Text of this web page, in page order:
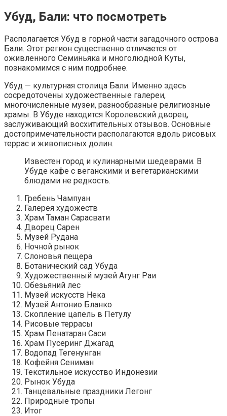
Убуд, Бали: что посмотреть
Располагается Убуд в горной части загадочного острова
Бали. Этот регион существенно отличается от
оживленного Семиньяка и многолюдной Куты,
познакомимся с ним подробнее.
Убуд — культурная столица Бали. Именно здесь
сосредоточены художественные галереи,
многочисленные музеи, разнообразные религиозные
храмы. В Убуде находится Королевский дворец,
заслуживающий восхитительных отзывов. Основные
достопримечательности располагаются вдоль рисовых
террас и живописных долин.
Известен город и кулинарными шедеврами. В
Убуде кафе с веганскими и вегетарианскими
блюдами не редкость.
Гребень Чампуан
Галерея художеств
Храм Таман Сарасвати
Дворец Сарен
Музей Рудана
Ночной рынок
Слоновья пещера
Ботанический сад Убуда
Художественный музей Агунг Раи
Обезьяний лес
Музей искусств Нека
Музей Антонио Бланко
Скопление цапель в Петулу
Рисовые террасы
Храм Пенатаран Саси
Храм Пусеринг Джагад
Водопад Тегенунган
Кофейня Сениман
Текстильное искусство Индонезии
Рынок Убуда
Танцевальные праздники Легонг
Природные тропы
Итог